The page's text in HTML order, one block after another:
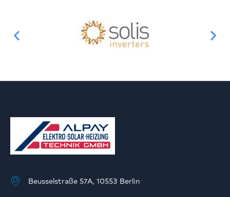
Beusselstraße 57A, 10553 Berlin